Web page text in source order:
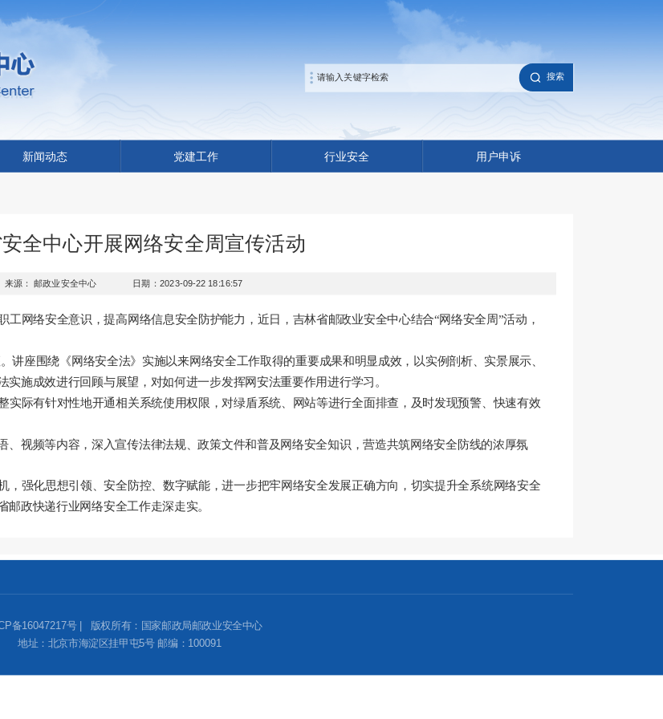
搜索
新闻动态 党建工作 行业安全 用户申诉
全中心开展网络安全周宣传活动
来源： 邮政业安全中心 日期：2023-09-22 18:16:57
工网络安全意识，提高网络信息安全防护能力，近日，吉林省邮政业安全中心结合“网络安全周”活动，
讲座围绕《网络安全法》实施以来网络安全工作取得的重要成果和明显成效，以实例剖析、实景展示、
施成效进行回顾与展望，对如何进一步发挥网安法重要作用进行学习。
实际有针对性地开通相关系统使用权限，对绿盾系统、网站等进行全面排查，及时发现预警、快速有效
、视频等内容，深入宣传法律法规、政策文件和普及网络安全知识，营造共筑网络安全防线的浓厚氛
，强化思想引领、安全防控、数字赋能，进一步把牢网络安全发展正确方向，切实提升全系统网络安全
政快递行业网络安全工作走深走实。
备16047217号 | 版权所有：国家邮政局邮政业安全中心
地址：北京市海淀区挂甲屯5号 邮编：100091